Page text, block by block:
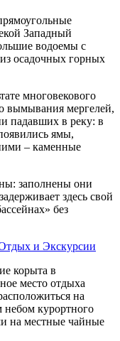
Западный
водоемы с
осадочных горных
многовекового
вымывания мергелей,
падавших в реку: в
ямы,
– каменные
заполнены они
здесь свой
без
корыта в
место отдыха
на
курортного
на местные чайные